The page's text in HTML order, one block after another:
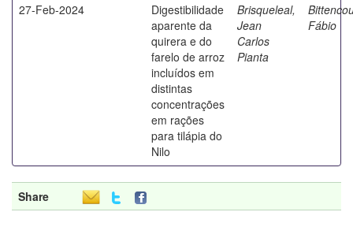
27-Feb-2024
Digestibilidade
aparente da
quirera e do
farelo de arroz
incluídos em
distintas
concentrações
em rações
para tilápia do
Nilo
Brisqueleal,
Jean
Carlos
Pianta
Fábio
Share